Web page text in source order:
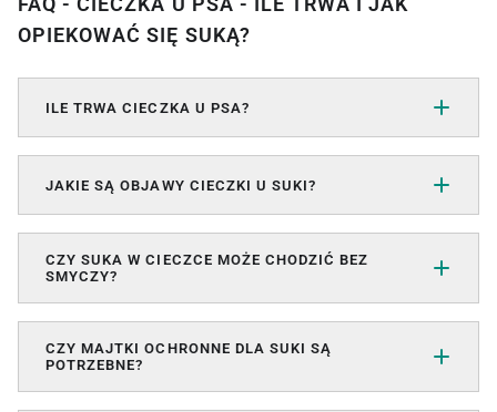
FAQ - CIECZKA U PSA - ILE TRWA I JAK
OPIEKOWAĆ SIĘ SUKĄ?
ILE TRWA CIECZKA U PSA?
JAKIE SĄ OBJAWY CIECZKI U SUKI?
CZY SUKA W CIECZCE MOŻE CHODZIĆ BEZ
SMYCZY?
CZY MAJTKI OCHRONNE DLA SUKI SĄ
POTRZEBNE?